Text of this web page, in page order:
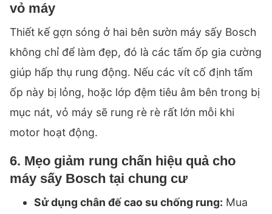
vỏ máy
Thiết kế gợn sóng ở hai bên sườn máy sấy Bosch
không chỉ để làm đẹp, đó là các tấm ốp gia cường
giúp hấp thụ rung động. Nếu các vít cố định tấm
ốp này bị lỏng, hoặc lớp đệm tiêu âm bên trong bị
mục nát, vỏ máy sẽ rung rè rè rất lớn mỗi khi
motor hoạt động.
6. Mẹo giảm rung chấn hiệu quả cho
máy sấy Bosch tại chung cư
Sử dụng chân đế cao su chống rung: Mua